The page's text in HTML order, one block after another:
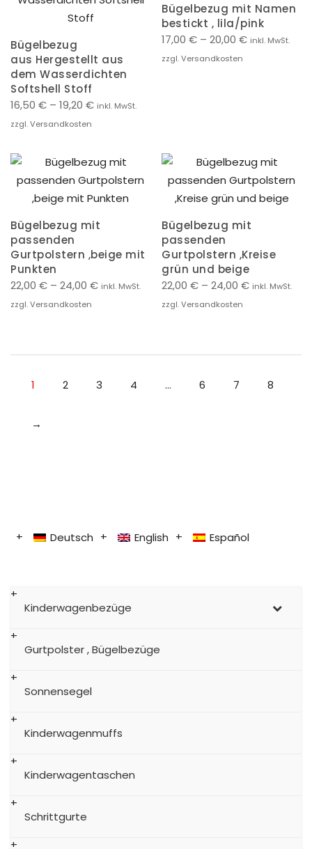
Bügelbezug
aus Hergestellt aus
dem Wasserdichten
Softshell Stoff
16,50 € – 19,20 € inkl. MwSt.
zzgl. Versandkosten
Bügelbezug mit Namen
bestickt , lila/pink
17,00 € – 20,00 € inkl. MwSt.
zzgl. Versandkosten
Bügelbezug mit
passenden
Gurtpolstern ,beige mit
Punkten
22,00 € – 24,00 € inkl. MwSt.
zzgl. Versandkosten
Bügelbezug mit
passenden
Gurtpolstern ,Kreise
grün und beige
22,00 € – 24,00 € inkl. MwSt.
zzgl. Versandkosten
1 2 3 4 … 6 7 8
→
Deutsch English Español
Kinderwagenbezüge
Gurtpolster , Bügelbezüge
Sonnensegel
Kinderwagenmuffs
Kinderwagentaschen
Schrittgurte